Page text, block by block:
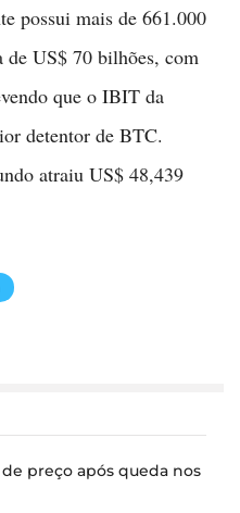
possui mais de 661.000
US$ 70 bilhões, com
que o IBIT da
detentor de BTC.
atraiu US$ 48,439
preço após queda nos